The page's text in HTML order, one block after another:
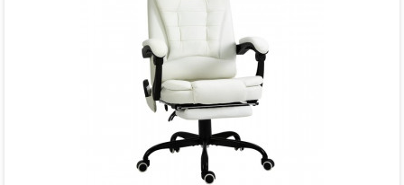
Favori